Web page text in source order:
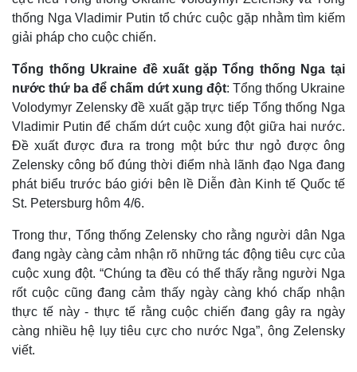
thống Nga Vladimir Putin tổ chức cuộc gặp nhằm tìm kiếm
giải pháp cho cuộc chiến.
Tổng thống Ukraine đề xuất gặp Tổng thống Nga tại
nước thứ ba để chấm dứt xung đột: Tổng thống Ukraine
Volodymyr Zelensky đề xuất gặp trực tiếp Tổng thống Nga
Vladimir Putin để chấm dứt cuộc xung đột giữa hai nước.
Đề xuất được đưa ra trong một bức thư ngỏ được ông
Zelensky công bố đúng thời điểm nhà lãnh đạo Nga đang
phát biểu trước báo giới bên lề Diễn đàn Kinh tế Quốc tế
St. Petersburg hôm 4/6.
Trong thư, Tổng thống Zelensky cho rằng người dân Nga
đang ngày càng cảm nhận rõ những tác động tiêu cực của
cuộc xung đột. “Chúng ta đều có thể thấy rằng người Nga
rốt cuộc cũng đang cảm thấy ngày càng khó chấp nhận
thực tế này - thực tế rằng cuộc chiến đang gây ra ngày
càng nhiều hệ lụy tiêu cực cho nước Nga”, ông Zelensky
viết.